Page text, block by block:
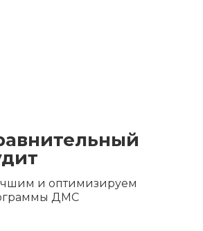
и оптимизируем
ДМС